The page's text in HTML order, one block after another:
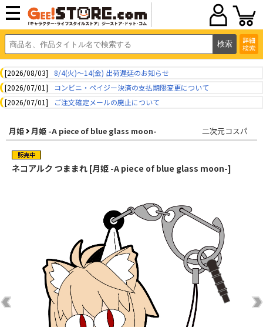
詳細
検索
[2026/08/03]
8/4(火)～14(金) 出荷遅延のお知らせ
[2026/07/01]
コンビニ・ペイジー決済の支払期限変更について
[2026/07/01]
ご注文確定メールの廃止について
月姫 月姫 -A piece of blue glass moon- 二次元コスパ
ネコアルク つままれ [月姫 -A piece of blue glass moon-]